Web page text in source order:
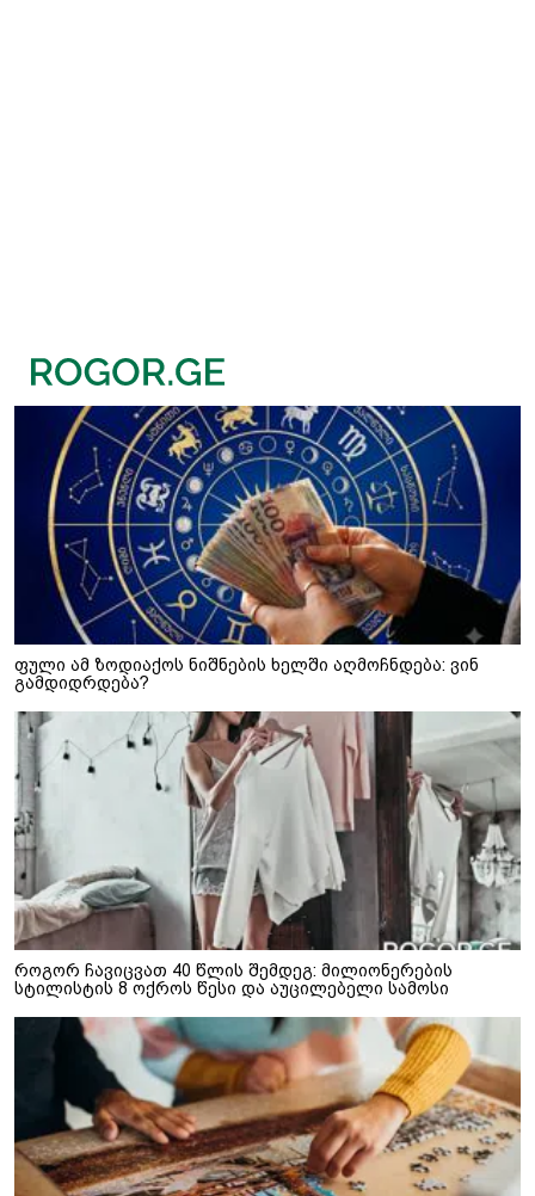
ფული ამ ზოდიაქოს ნიშნების ხელში აღმოჩნდება: ვინ
გამდიდრდება?
როგორ ჩავიცვათ 40 წლის შემდეგ: მილიონერების
სტილისტის 8 ოქროს წესი და აუცილებელი სამოსი